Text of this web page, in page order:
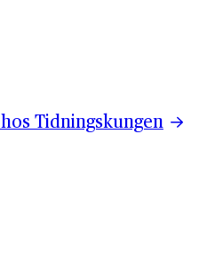
hos Tidningskungen